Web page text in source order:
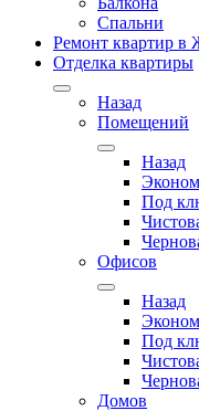
Спальни
Ремонт квартир в
Отделка квартиры
Назад
Помещений
Назад
Эконом
Под
Офисов
Назад
Эконом
Под
Домов